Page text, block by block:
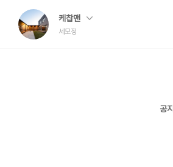
케찹맨
세모정
공